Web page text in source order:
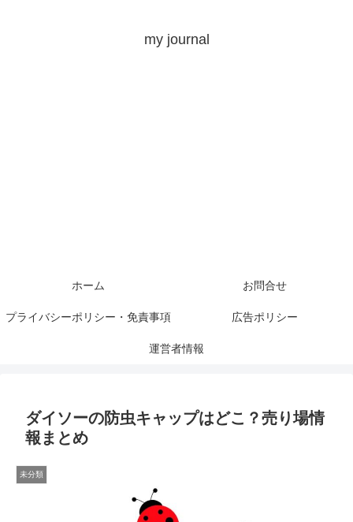
my journal
ホーム お問合せ
プライバシーポリシー・免責事項 広告ポリシー
運営者情報
ダイソーの防虫キャップはどこ？売り場情
報まとめ
未分類